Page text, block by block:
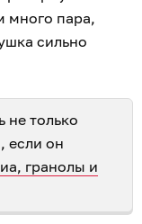
много пара,
сильно
только
если он
гранолы и